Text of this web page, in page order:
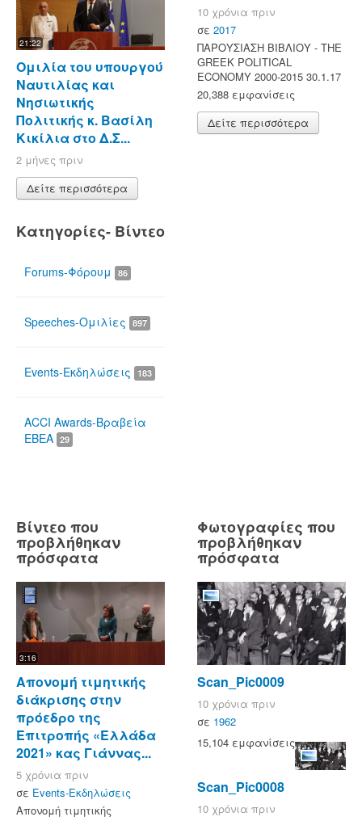
21:22
Ομιλία του υπουργού
Ναυτιλίας και
Νησιωτικής
Πολιτικής κ. Βασίλη
Κικίλια στο Δ.Σ...
2 μήνες πριν
Δείτε περισσότερα
Κατηγορίες- Βίντεο
Forums-Φόρουμ 86
Speeches-Ομιλίες 897
Events-Εκδηλώσεις 183
ACCI Awards-Βραβεία
ΕΒΕΑ 29
10 χρόνια πριν
σε 2017
ΠΑΡΟΥΣΙΑΣΗ ΒΙΒΛΙΟΥ - ΤΗΕ
GREEK POLITICAL
ECONOMY 2000-2015 30.1.17
20,388 εμφανίσεις
Δείτε περισσότερα
Βίντεο που
προβλήθηκαν
πρόσφατα
3:16
Απονομή τιμητικής
διάκρισης στην
πρόεδρο της
Επιτροπής «Ελλάδα
2021» κας Γιάννας...
5 χρόνια πριν
σε Events-Εκδηλώσεις
Απονομή τιμητικής
Φωτογραφίες που
προβλήθηκαν
πρόσφατα
Scan_Pic0009
10 χρόνια πριν
σε 1962
15,104 εμφανίσεις
Scan_Pic0008
10 χρόνια πριν